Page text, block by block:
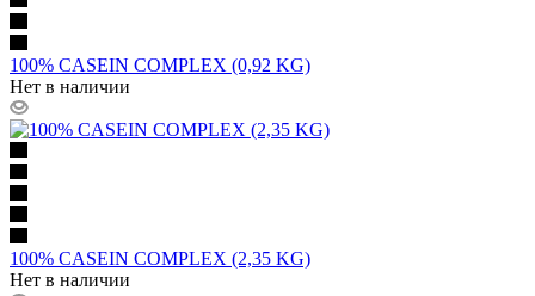
100% CASEIN COMPLEX (0,92 KG)
Нет в наличии
100% CASEIN COMPLEX (2,35 KG)
Нет в наличии